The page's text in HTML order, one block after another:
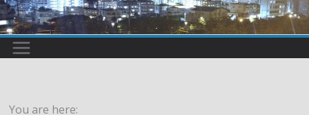
プ
You are here: